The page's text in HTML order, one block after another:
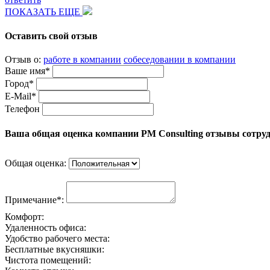
ПОКАЗАТЬ ЕЩЕ
Оставить свой отзыв
Отзыв о: работе в компании собеседовании в компании
Ваше имя*
Город*
E-Mail*
Телефон
Ваша общая оценка компании PM Consulting отзывы
Общая оценка:
Примечание*:
Комфорт:
Удаленность офиса:
Удобство рабочего места:
Бесплатные вкусняшки:
Чистота помещений: